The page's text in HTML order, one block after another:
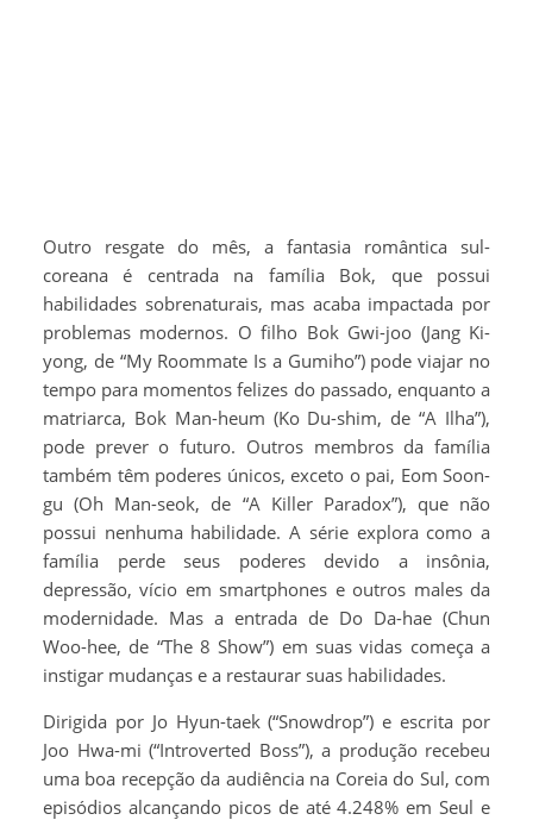
Outro resgate do mês, a fantasia romântica sul-
coreana é centrada na família Bok, que possui
habilidades sobrenaturais, mas acaba impactada por
problemas modernos. O filho Bok Gwi-joo (Jang Ki-
yong, de “My Roommate Is a Gumiho”) pode viajar no
tempo para momentos felizes do passado, enquanto a
matriarca, Bok Man-heum (Ko Du-shim, de “A Ilha”),
pode prever o futuro. Outros membros da família
também têm poderes únicos, exceto o pai, Eom Soon-
gu (Oh Man-seok, de “A Killer Paradox”), que não
possui nenhuma habilidade. A série explora como a
família perde seus poderes devido a insônia,
depressão, vício em smartphones e outros males da
modernidade. Mas a entrada de Do Da-hae (Chun
Woo-hee, de “The 8 Show”) em suas vidas começa a
instigar mudanças e a restaurar suas habilidades.
Dirigida por Jo Hyun-taek (“Snowdrop”) e escrita por
Joo Hwa-mi (“Introverted Boss”), a produção recebeu
uma boa recepção da audiência na Coreia do Sul, com
episódios alcançando picos de até 4.248% em Seul e